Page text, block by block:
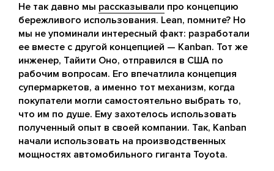
Не так давно мы рассказывали про концепцию
бережливого использования. Lean, помните? Но
мы не упоминали интересный факт: разработали
ее вместе с другой концепцией — Kanban. Тот же
инженер, Тайити Оно, отправился в США по
рабочим вопросам. Его впечатлила концепция
супермаркетов, а именно тот механизм, когда
покупатели могли самостоятельно выбрать то,
что им по душе. Ему захотелось использовать
полученный опыт в своей компании. Так, Kanban
начали использовать на производственных
мощностях автомобильного гиганта Toyota.